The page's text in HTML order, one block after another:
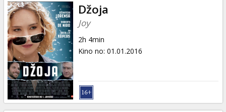
Džoja
Joy
2h 4min
Kino no: 01.01.2016